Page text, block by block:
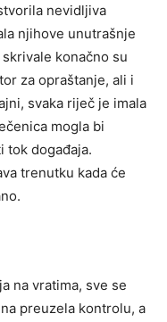
nevidljiva
njihove unutrašnje
konačno su
za opraštanje, ali i
svaka riječ je imala
mogla bi
tok događaja.
trenutku kada će
na vratima, sve se
preuzela kontrolu, a